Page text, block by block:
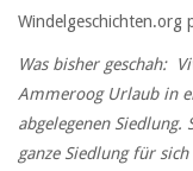
Windelgeschichten.org
Was bisher geschah:
Ammeroog Urlaub in
abgelegenen
ganze Siedlung für